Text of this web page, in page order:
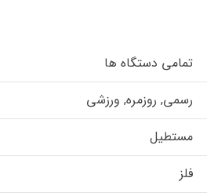
تمامی دستگاه ها
رسمی, روزمره, ورزشی
مستطیل
فلز